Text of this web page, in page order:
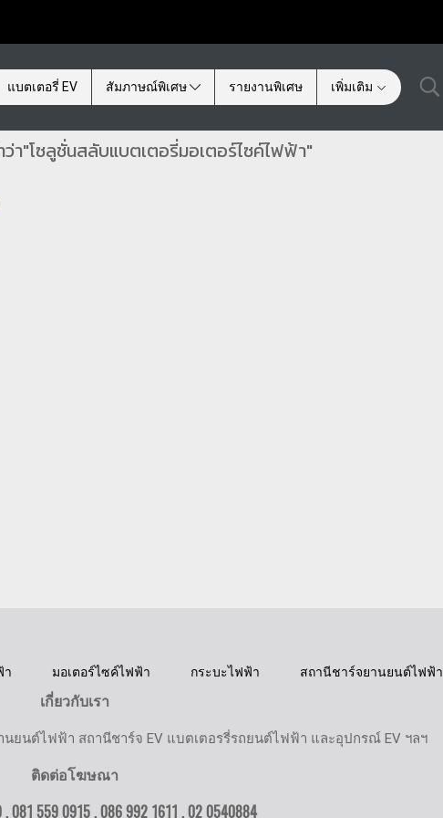
แบตเตอรี่ EV สัมภาษณ์พิเศษ รายงานพิเศษ เพิ่มเติม
า"โซลูชั่นสลับแบตเตอรี่มอเตอร์ไซค์ไฟฟ้า"
า มอเตอร์ไซค์ไฟฟ้า กระบะไฟฟ้า สถานีชาร์จยานยนต์ไฟฟ้า
เกี่ยวกับเรา
นยนต์ไฟฟ้า สถานีชาร์จ EV แบตเตอรรี่รถยนต์ไฟฟ้า และอุปกรณ์ EV ฯลฯ
ติดต่อโฆษณา
081 559 0915 , 086 992 1611 ,02 0540884